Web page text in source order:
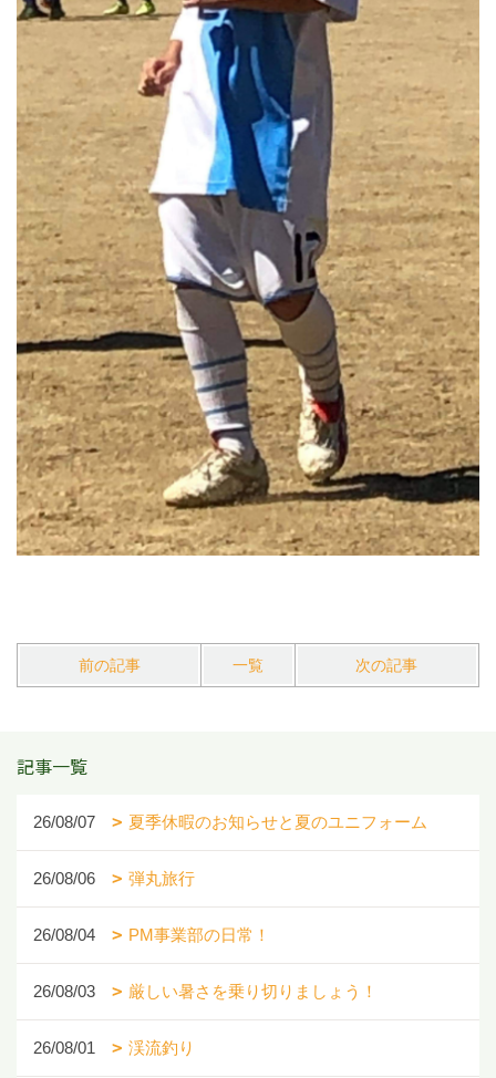
前の記事 一覧 次の記事
記事一覧
26/08/07 夏季休暇のお知らせと夏のユニフォーム
26/08/06 弾丸旅行
26/08/04 PM事業部の日常！
26/08/03 厳しい暑さを乗り切りましょう！
26/08/01 渓流釣り